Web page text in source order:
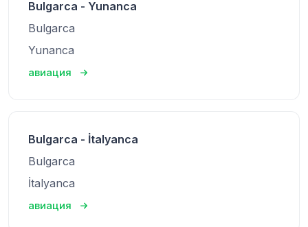
Bulgarca - Yunanca
Bulgarca
Yunanca
авиация
Bulgarca - İtalyanca
Bulgarca
İtalyanca
авиация